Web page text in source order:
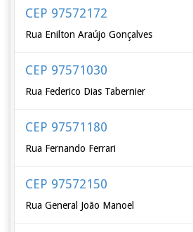
CEP 97572172
Rua Enilton Araújo Gonçalves
CEP 97571030
Rua Federico Dias Tabernier
CEP 97571180
Rua Fernando Ferrari
CEP 97572150
Rua General João Manoel